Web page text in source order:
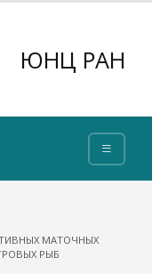
ЮНЦ РАН
МАТОЧНЫХ
РЫБ